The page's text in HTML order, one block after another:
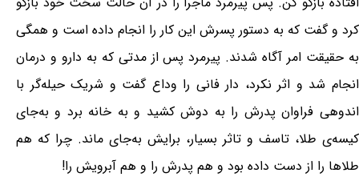
کرد و گفت که به دستور پسرش این کار را انجام داده است و همگی
به حقیقت امر آگاه شدند. پیرمرد پس از مدتی که به دارو و درمان
انجام شد و اثر نکرد، دار فانی را وداع گفت و شریک حیله‌گر با
اندوهی فراوان پدرش را به دوش کشید و به خانه برد و به‌جای
کیسه‌ی طلا، تاسف و تاثر بسیار، برایش به‌جای ماند. چرا که هم
طلاها را از دست داده بود و هم پدرش را و هم آبرویش را!